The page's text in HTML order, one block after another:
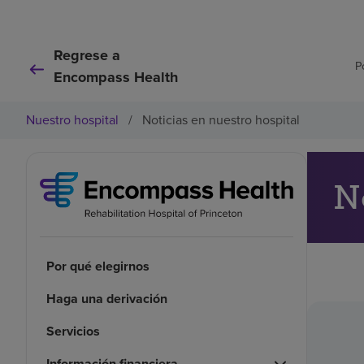
Regrese a
Encompass Health
Nuestro hospital / Noticias en nuestro hospital
Por qué elegirnos
Haga una derivación
Servicios